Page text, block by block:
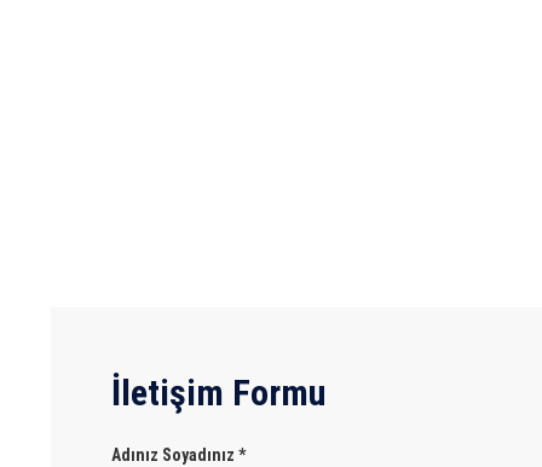
İletişim Formu
Adınız Soyadınız *